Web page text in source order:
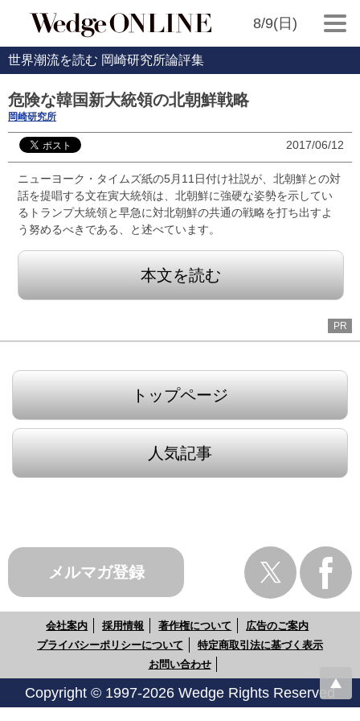
8/9(日)
世界潮流を読む 岡崎研究所論評集
危険な韓国新大統領の北朝鮮戦略
岡崎研究所
2017/06/12
ニューヨーク・タイムズ紙の5月11日付け社説が、北朝鮮との対
話を提唱する文在寅大統領は、北朝鮮に強硬な姿勢を示してい
るトランプ大統領と早急に対北朝鮮の共通の戦略を打ち出すよ
う努めるべきである、と述べています。
本文を読む
PR
トップページ
人気記事
メルマガ登録
会社案内 採用情報 著作権について
広告のご案内
プライバシーポリシーについて
特定商取引法に基づく表示
お問い合わせ
Copyright © 1997-2026 Wedge Rights Reserved